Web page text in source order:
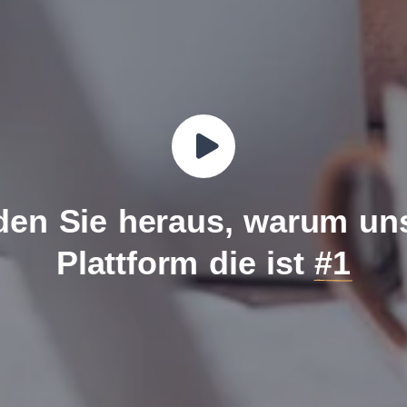
Sie heraus, warum
Plattform die ist#1